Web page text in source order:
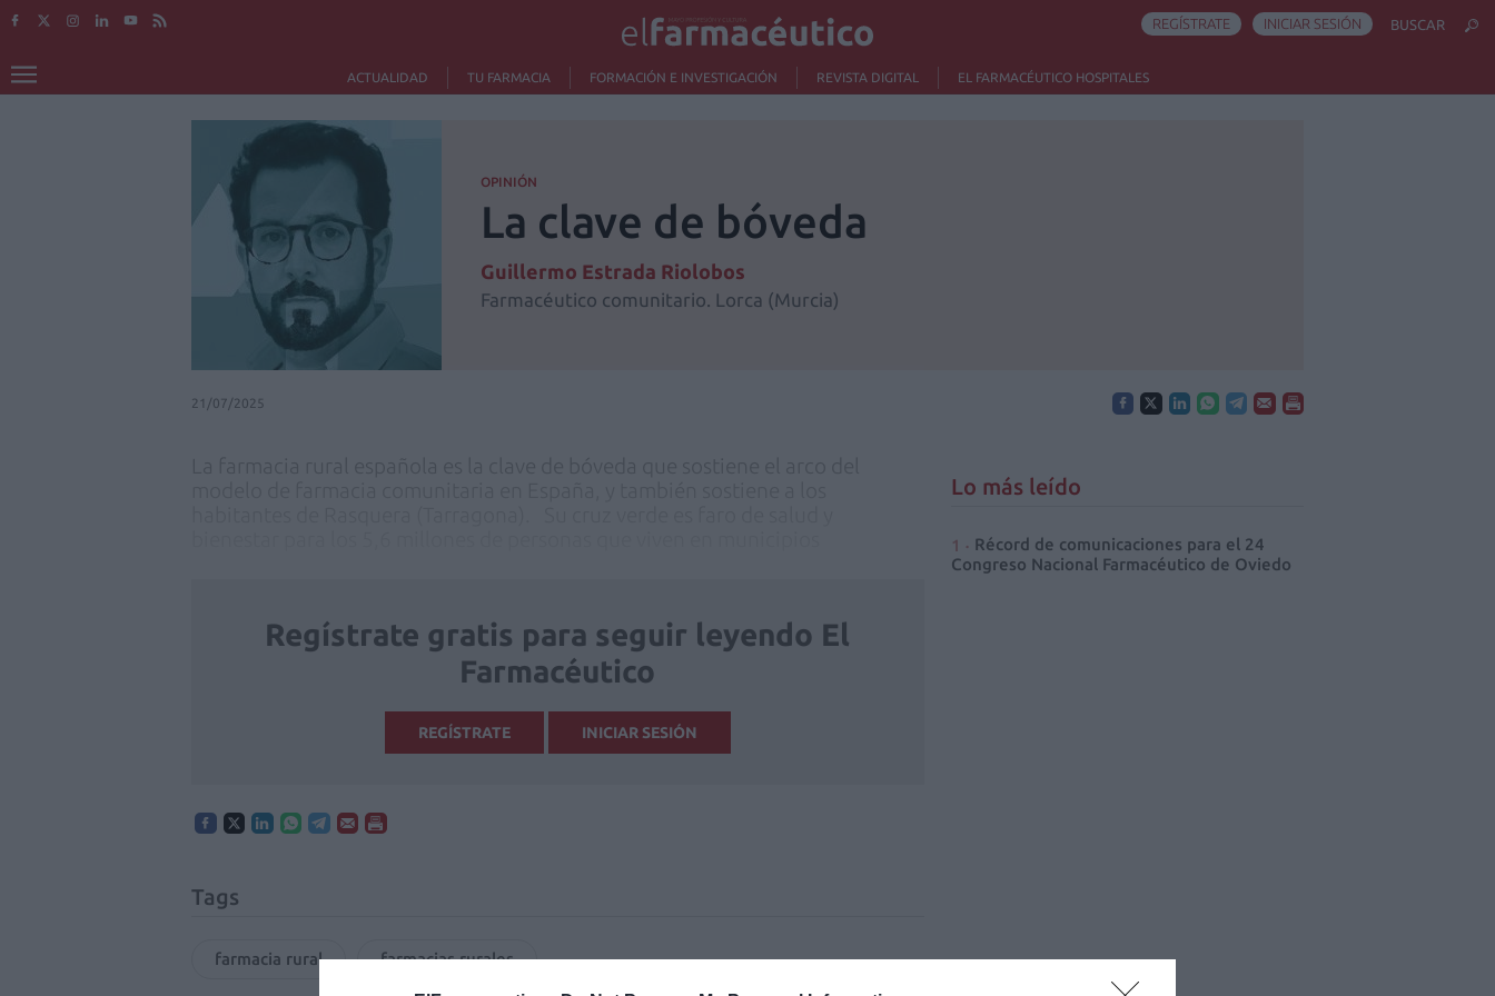
ACTUALIDAD TU FARMACIA FORMACIÓN E INVESTIGACIÓN REVISTA DIGITAL EL FARMACÉUTICO HOSPITALES
REGÍSTRATE INICIAR SESIÓN BUSCAR
OPINIÓN
La clave de bóveda
Guillermo Estrada Riolobos
Farmacéutico comunitario. Lorca (Murcia)
21/07/2025
Regístrate gratis para seguir leyendo El
Farmacéutico
REGÍSTRATE INICIAR SESIÓN
Tags
farmacia rural farmacias rurales
Lo más leído
Récord de comunicaciones para el 24
Congreso Nacional Farmacéutico de Oviedo